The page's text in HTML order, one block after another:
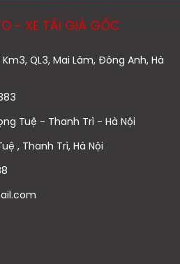
- XE TẢI GIÁ GỐC
QL3, Mai Lâm, Đông Anh, Hà
Tuệ - Thanh Trì - Hà Nội
, Thanh Trì, Hà Nội